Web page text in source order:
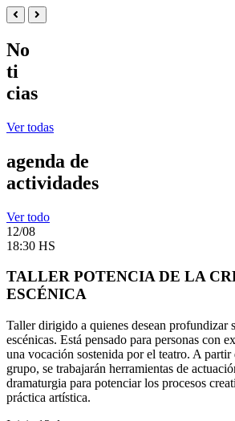
No
ti
cias
Ver todas
agenda de
actividades
Ver todo
12/08
18:30 HS
TALLER POTENCIA DE LA
ESCÉNICA
Taller dirigido a quienes desean profundizar
escénicas. Está pensado para personas con
una vocación sostenida por el teatro. A partir
grupo, se trabajarán herramientas de
dramaturgia para potenciar los procesos
práctica artística.